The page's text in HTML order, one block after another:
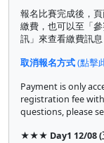
報名比賽完成後，
繳費，也可以至「
訊」來查看繳費訊息
取消報名方式(點擊
Payment is only
registration fee
questions, please
★★★ Day1 12/08 (